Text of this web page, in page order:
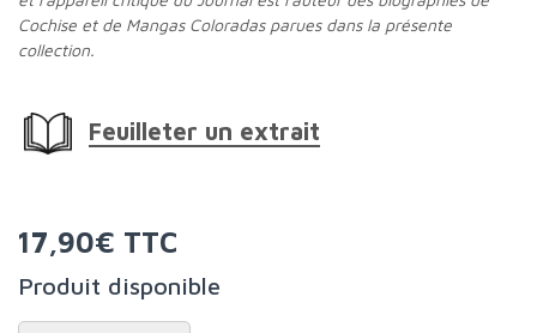
Cochise et de Mangas Coloradas parues dans la présente
collection.
Feuilleter un extrait
17,90€ TTC
Produit disponible